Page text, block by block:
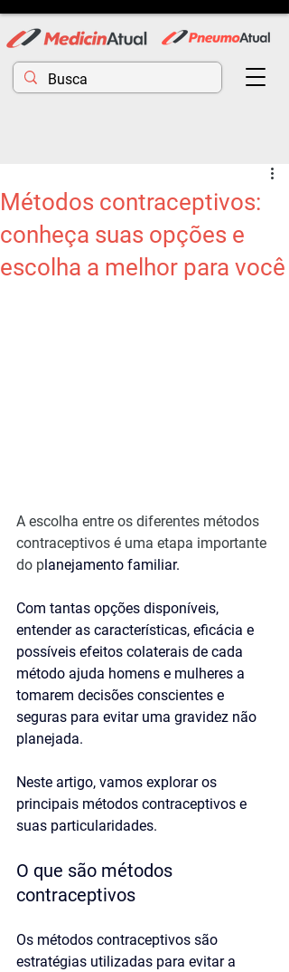
Métodos contraceptivos:
conheça suas opções e
escolha a melhor para você
A escolha entre os diferentes métodos
contraceptivos é uma etapa importante
do p lanejamento familiar.
Com tantas opções disponíveis,
entender as características, eficácia e
possíveis efeitos colaterais de cada
método ajuda homens e mulheres a
tomarem decisões conscientes e
seguras para evitar uma gravidez não
planejada.
Neste artigo, vamos explorar os
principais métodos contraceptivos e
suas particularidades.
O que são métodos
contraceptivos
Os métodos contraceptivos são
estratégias utilizadas para evitar a